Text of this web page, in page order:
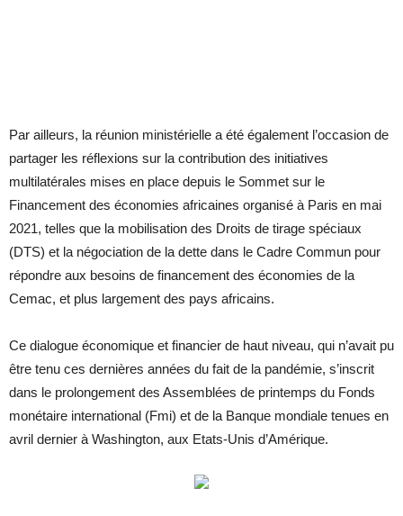
Par ailleurs, la réunion ministérielle a été également l’occasion de
partager les réflexions sur la contribution des initiatives
multilatérales mises en place depuis le Sommet sur le
Financement des économies africaines organisé à Paris en mai
2021, telles que la mobilisation des Droits de tirage spéciaux
(DTS) et la négociation de la dette dans le Cadre Commun pour
répondre aux besoins de financement des économies de la
Cemac, et plus largement des pays africains.
Ce dialogue économique et financier de haut niveau, qui n’avait pu
être tenu ces dernières années du fait de la pandémie, s’inscrit
dans le prolongement des Assemblées de printemps du Fonds
monétaire international (Fmi) et de la Banque mondiale tenues en
avril dernier à Washington, aux Etats-Unis d’Amérique.